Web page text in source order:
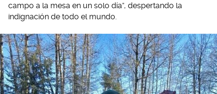
campo a la mesa en un solo día”, despertando la
indignación de todo el mundo.